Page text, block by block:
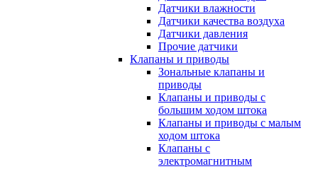
Датчики влажности
Датчики качества воздуха
Датчики давления
Прочие датчики
Клапаны и приводы
Зональные клапаны и
приводы
Клапаны и приводы с
большим ходом штока
Клапаны и приводы с малым
ходом штока
Клапаны с
электромагнитным